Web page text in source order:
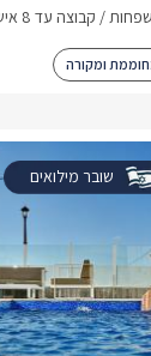
ומקורה
שובר מילואים